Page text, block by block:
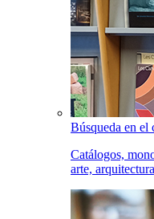
Búsqueda en el
Catálogos,
arte,